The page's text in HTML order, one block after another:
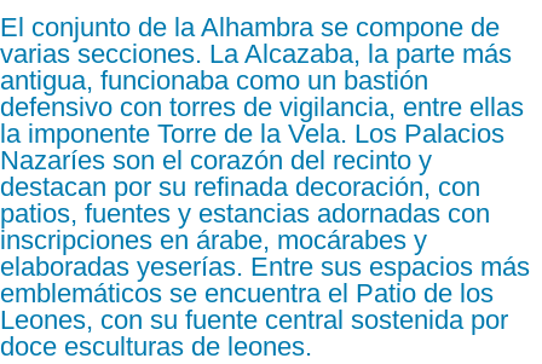
El conjunto de la Alhambra se compone de
varias secciones. La Alcazaba, la parte más
antigua, funcionaba como un bastión
defensivo con torres de vigilancia, entre ellas
la imponente Torre de la Vela. Los Palacios
Nazaríes son el corazón del recinto y
destacan por su refinada decoración, con
patios, fuentes y estancias adornadas con
inscripciones en árabe, mocárabes y
elaboradas yeserías. Entre sus espacios más
emblemáticos se encuentra el Patio de los
Leones, con su fuente central sostenida por
doce esculturas de leones.